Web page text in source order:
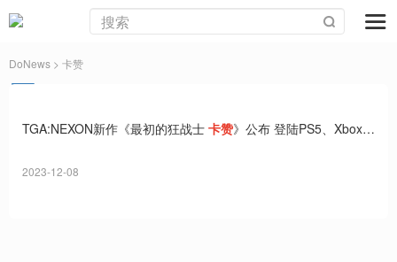
DoNews > 卡赞
TGA:NEXON新作《最初的狂战士 卡赞》公布 登陆PS5、Xbox
2023-12-08